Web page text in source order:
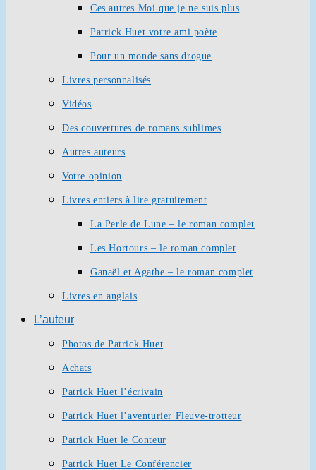
Ces autres Moi que je ne suis plus
Patrick Huet votre ami poète
Pour un monde sans drogue
Livres personnalisés
Vidéos
Des couvertures de romans sublimes
Autres auteurs
Votre opinion
Livres entiers à lire gratuitement
La Perle de Lune – le roman complet
Les Hortours – le roman complet
Ganaël et Agathe – le roman complet
Livres en anglais
L’auteur
Photos de Patrick Huet
Achats
Patrick Huet l’écrivain
Patrick Huet l’aventurier Fleuve-trotteur
Patrick Huet le Conteur
Patrick Huet Le Conférencier